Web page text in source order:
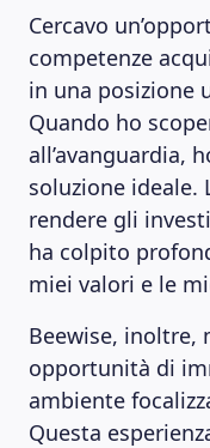
Cercavo
competenze
in una posizione
Quando ho
all’avanguardia,
soluzione ideale.
rendere gli
ha colpito
miei valori e le
Beewise, inoltre,
opportunità di
ambiente
Questa